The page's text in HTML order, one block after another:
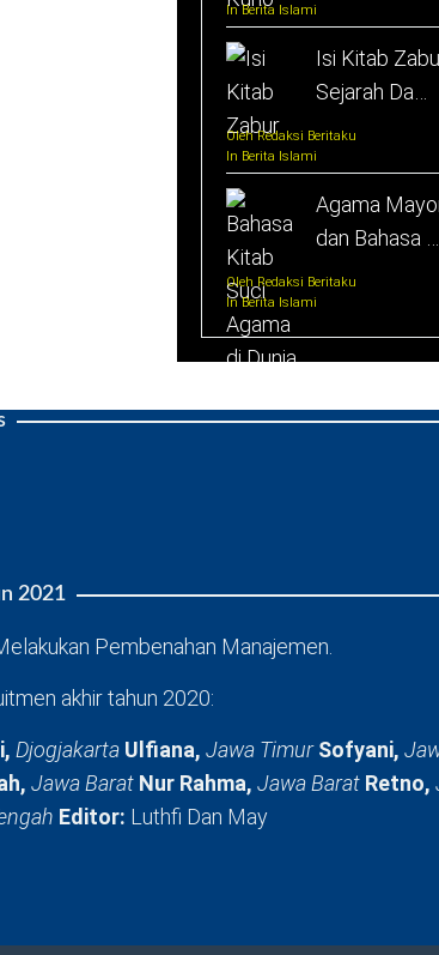
In Berita Islami
Isi Kitab
Sejarah Da…
Oleh Redaksi Beritaku
In Berita Islami
Agama
dan Bahasa …
Oleh Redaksi Beritaku
In Berita Islami
2021
Pembenahan Manajemen.
akhir tahun 2020:
Djogjakarta Ulfiana, Jawa TimurSofyani,
Jawa Barat Nur Rahma, Jawa Barat Retno,
Editor: Luthfi Dan May